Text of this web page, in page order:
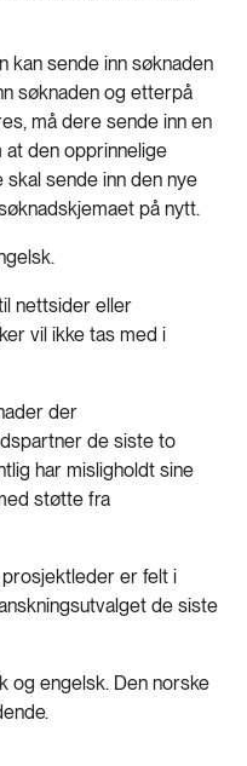
sende inn søknaden
søknaden og etterpå
må dere sende inn en
den opprinnelige
sende inn den nye
på nytt.
nettsider eller
vil ikke tas med i
der
de siste to
har misligholdt sine
støtte fra
er felt i
de siste
og engelsk. Den norske